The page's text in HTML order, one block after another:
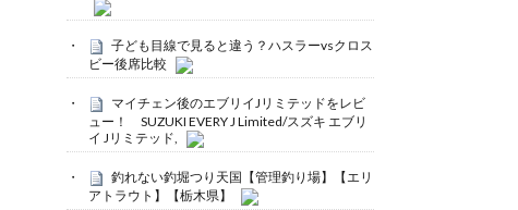
子ども目線で見ると違う？ハスラーvsクロス
ビー後席比較
マイチェン後のエブリイJリミテッドをレビ
ュー！ SUZUKI EVERY J Limited/スズキ エブリ
イ Jリミテッド,
釣れない釣堀つり天国【管理釣り場】【エリ
アトラウト】【栃木県】